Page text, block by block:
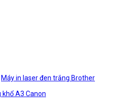
Máy in laser đen trắng Brother
khổ A3 Canon